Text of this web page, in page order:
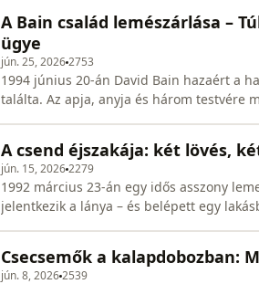
súlyosabb adósságokkal küzdött. A
megpróbálta eltüntetni a nyomokat.
A Bain család lemészárlása –
ügye
jún. 25, 20262753
1994 június 20‑án David Bain hazaért a
találta. Az apja, anyja és három testvére
végzett mindenk
A csend éjszakája: két lövés,
jún. 15, 20262279
1992 március 23-án egy idős asszony
jelentkezik a lánya – és belépett egy
látszott, a szomszédok ped
Csecsemők a kalapdobozban:
jún. 8, 20262539